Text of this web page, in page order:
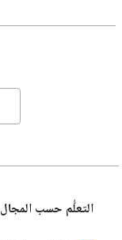
التعلُّم حسب المجال